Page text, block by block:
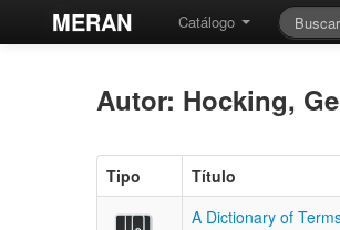
MERAN Catálogo
Autor: Hocking,
Tipo Título
A Dictionary of